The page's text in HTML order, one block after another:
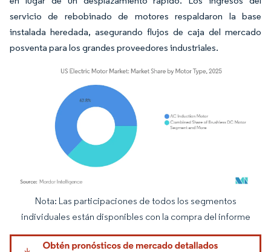
servicio de rebobinado de motores respaldaron la base
instalada heredada, asegurando flujos de caja del mercado
posventa para los grandes proveedores industriales.
Imagen © Mordor Intelligence. El uso requiere atribución según CC BY 4.0.
Nota: Las participaciones de todos los segmentos
individuales están disponibles con la compra del informe